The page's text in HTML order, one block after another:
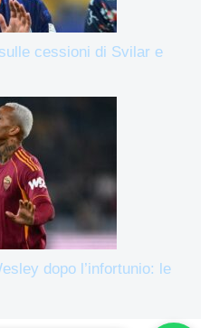
cessioni di Svilar e
dopo l’infortunio: le